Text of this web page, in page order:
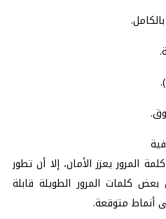
المرور يعزز الأمان، إلا أن تطور
كلمات المرور الطويلة قابلة
أنماط متوقعة.